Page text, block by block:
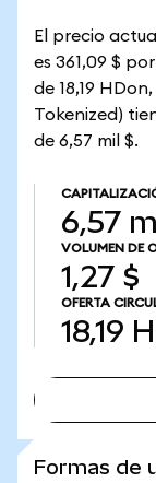
El precio
es 361,09 $
de 18,19
Tokenized)
de 6,57 mil $.
6,57
VOLUMEN DE
1,27 $
OFERTA
18,19
Formas de